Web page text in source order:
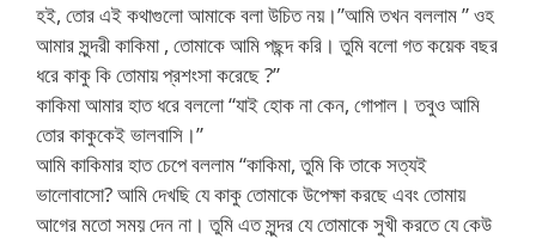
হই, তোর এই কথাগুলো আমাকে বলা উচিত নয়।”আমি তখন বললাম ” ওহ
আমার সুন্দরী কাকিমা , তোমাকে আমি পছন্দ করি। তুমি বলো গত কয়েক বছর
ধরে কাকু কি তোমায় প্রশংসা করেছে ?”
কাকিমা আমার হাত ধরে বললো “যাই হোক না কেন, গোপাল। তবুও আমি
তোর কাকুকেই ভালবাসি।”
আমি কাকিমার হাত চেপে বললাম “কাকিমা, তুমি কি তাকে সত্যই
ভালোবাসো? আমি দেখছি যে কাকু তোমাকে উপেক্ষা করছে এবং তোমায়
আগের মতো সময় দেন না। তুমি এত সুন্দর যে তোমাকে সুখী করতে যে কেউ